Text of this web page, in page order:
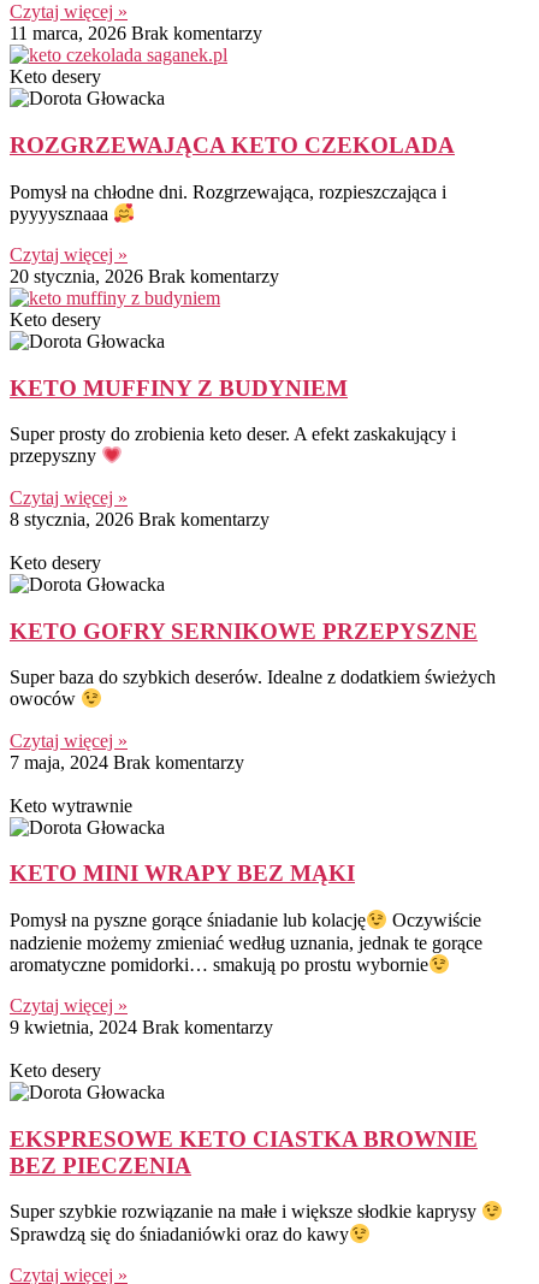
Czytaj więcej »
11 marca, 2026 Brak komentarzy
Keto desery
ROZGRZEWAJĄCA KETO CZEKOLADA
Pomysł na chłodne dni. Rozgrzewająca, rozpieszczająca i
pyyyysznaaa
Czytaj więcej »
20 stycznia, 2026 Brak komentarzy
Keto desery
KETO MUFFINY Z BUDYNIEM
Super prosty do zrobienia keto deser. A efekt zaskakujący i
przepyszny
Czytaj więcej »
8 stycznia, 2026 Brak komentarzy
Keto desery
KETO GOFRY SERNIKOWE PRZEPYSZNE
Super baza do szybkich deserów. Idealne z dodatkiem świeżych
owoców
Czytaj więcej »
7 maja, 2024 Brak komentarzy
Keto wytrawnie
KETO MINI WRAPY BEZ MĄKI
Pomysł na pyszne gorące śniadanie lub kolację
Oczywiście
nadzienie możemy zmieniać według uznania, jednak te gorące
aromatyczne pomidorki… smakują po prostu wybornie
Czytaj więcej »
9 kwietnia, 2024 Brak komentarzy
Keto desery
EKSPRESOWE KETO CIASTKA BROWNIE
BEZ PIECZENIA
Super szybkie rozwiązanie na małe i większe słodkie kaprysy
Sprawdzą się do śniadaniówki oraz do kawy
Czytaj więcej »